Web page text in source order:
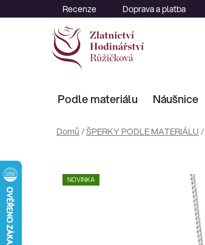
na
Recenze Doprava a platba
Podle materiálu Náušnice
Domů /ŠPERKY PODLE MATERIÁLU /
NOVINKA